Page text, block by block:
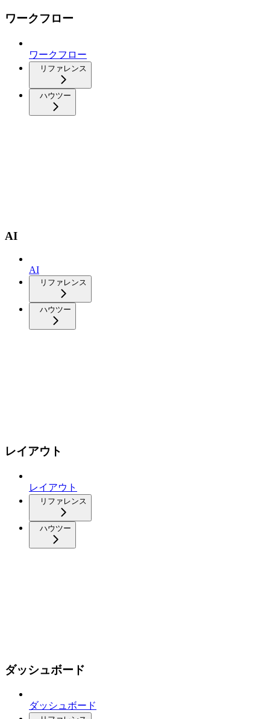
ワークフロー
ワークフロー
リファレンス
ハウツー
AI
AI
リファレンス
ハウツー
レイアウト
レイアウト
リファレンス
ハウツー
ダッシュボード
ダッシュボード